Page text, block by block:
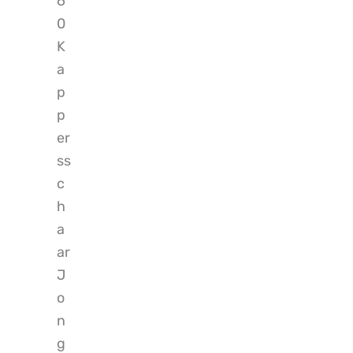
0
K
a
p
p
er
ss
c
h
a
ar
J
o
n
g